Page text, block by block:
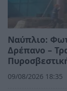
Ναύπλιο:
Δρέπανο –
09/08/2026 18:35